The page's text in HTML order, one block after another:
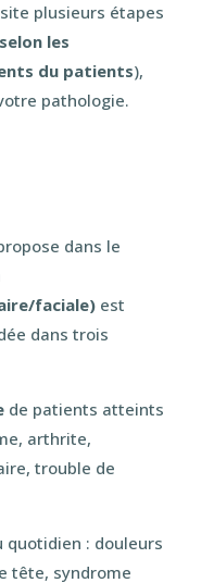
plusieurs étapes
les
du patients),
pathologie.
dans le
faciale)est
dans trois
de patients atteints
arthrite,
trouble de
: douleurs
tête, syndrome